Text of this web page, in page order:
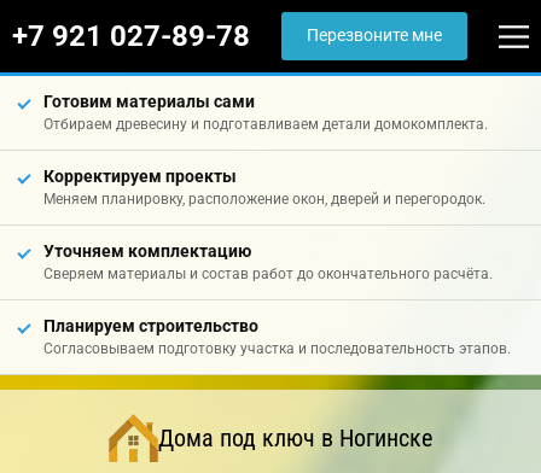
+7 921 027-89-78 Перезвоните мне
Готовим материалы сами
Отбираем древесину и подготавливаем детали домокомплекта.
Корректируем проекты
Меняем планировку, расположение окон, дверей и перегородок.
Уточняем комплектацию
Сверяем материалы и состав работ до окончательного расчёта.
Планируем строительство
Согласовываем подготовку участка и последовательность этапов.
Дома под ключ в Ногинске